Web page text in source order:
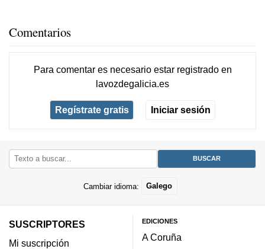
Comentarios
Para comentar es necesario estar registradoen
lavozdegalicia.es
Regístrate gratis Iniciar sesión
Cambiar idioma: Galego
SUSCRIPTORES
Mi suscripción
EDICIONES
A Coruña